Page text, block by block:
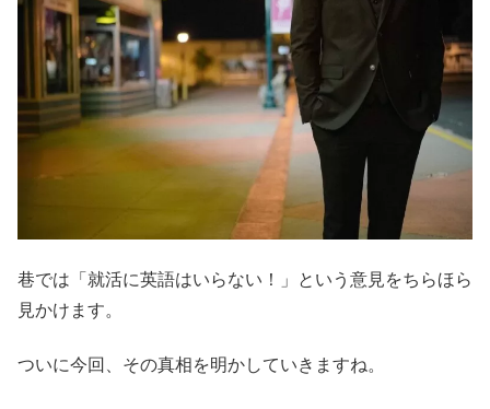
巷では「就活に英語はいらない！」という意見をちらほら
見かけます。
ついに今回、その真相を明かしていきますね。